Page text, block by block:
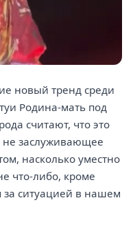
новый тренд среди
Родина-мать под
считают, что это
заслуживающее
насколько уместно
что-либо, кроме
ситуацией в нашем